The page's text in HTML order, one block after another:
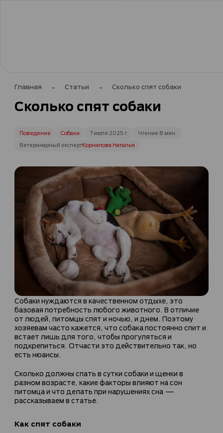
Главная Статьи Сколько спят собаки
Сколько спят собаки
Поведение Собаки 7 июля 2025 г.
Чтение 8 мин.
Ветеринарный экспертКорнилова Наталья
Собаки нуждаются в качественном отдыхе, это
базовая потребность любого животного. В отличие
от людей, питомцы спят и ночью, и днем. Поэтому
хозяевам часто кажется, что собака постоянно спит и
встает лишь для того, чтобы прогуляться и
подкрепиться. Отчасти это действительно так, но
есть нюансы.
Сколько должны спать в сутки собаки и щенки в
разном возрасте, какие факторы влияют на сон
питомца и что делать при нарушениях сна —
рассказываем в статье.
Как спят собаки